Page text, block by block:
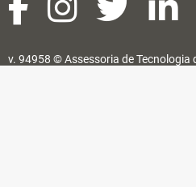
v. 94958 ©Assessoria de Tecnologia